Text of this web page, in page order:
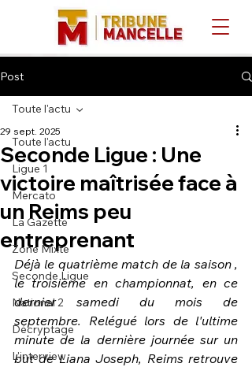
Post
Toute l'actu
Ligue 1
Mercato
La Gazette
Zone Mixte
Seconde Ligue
National 2
Décryptage
L'interview
Toute l'actu
Seconde Ligue : Une
victoire maîtrisée face à
un Reims peu
entreprenant
29 sept. 2025
Déjà le quatrième match de la saison ,
le troisième en championnat, en ce
dernier samedi du mois de
septembre. Relégué lors de l'ultime
minute de la dernière journée sur un
but de Liana Joseph, Reims retrouve